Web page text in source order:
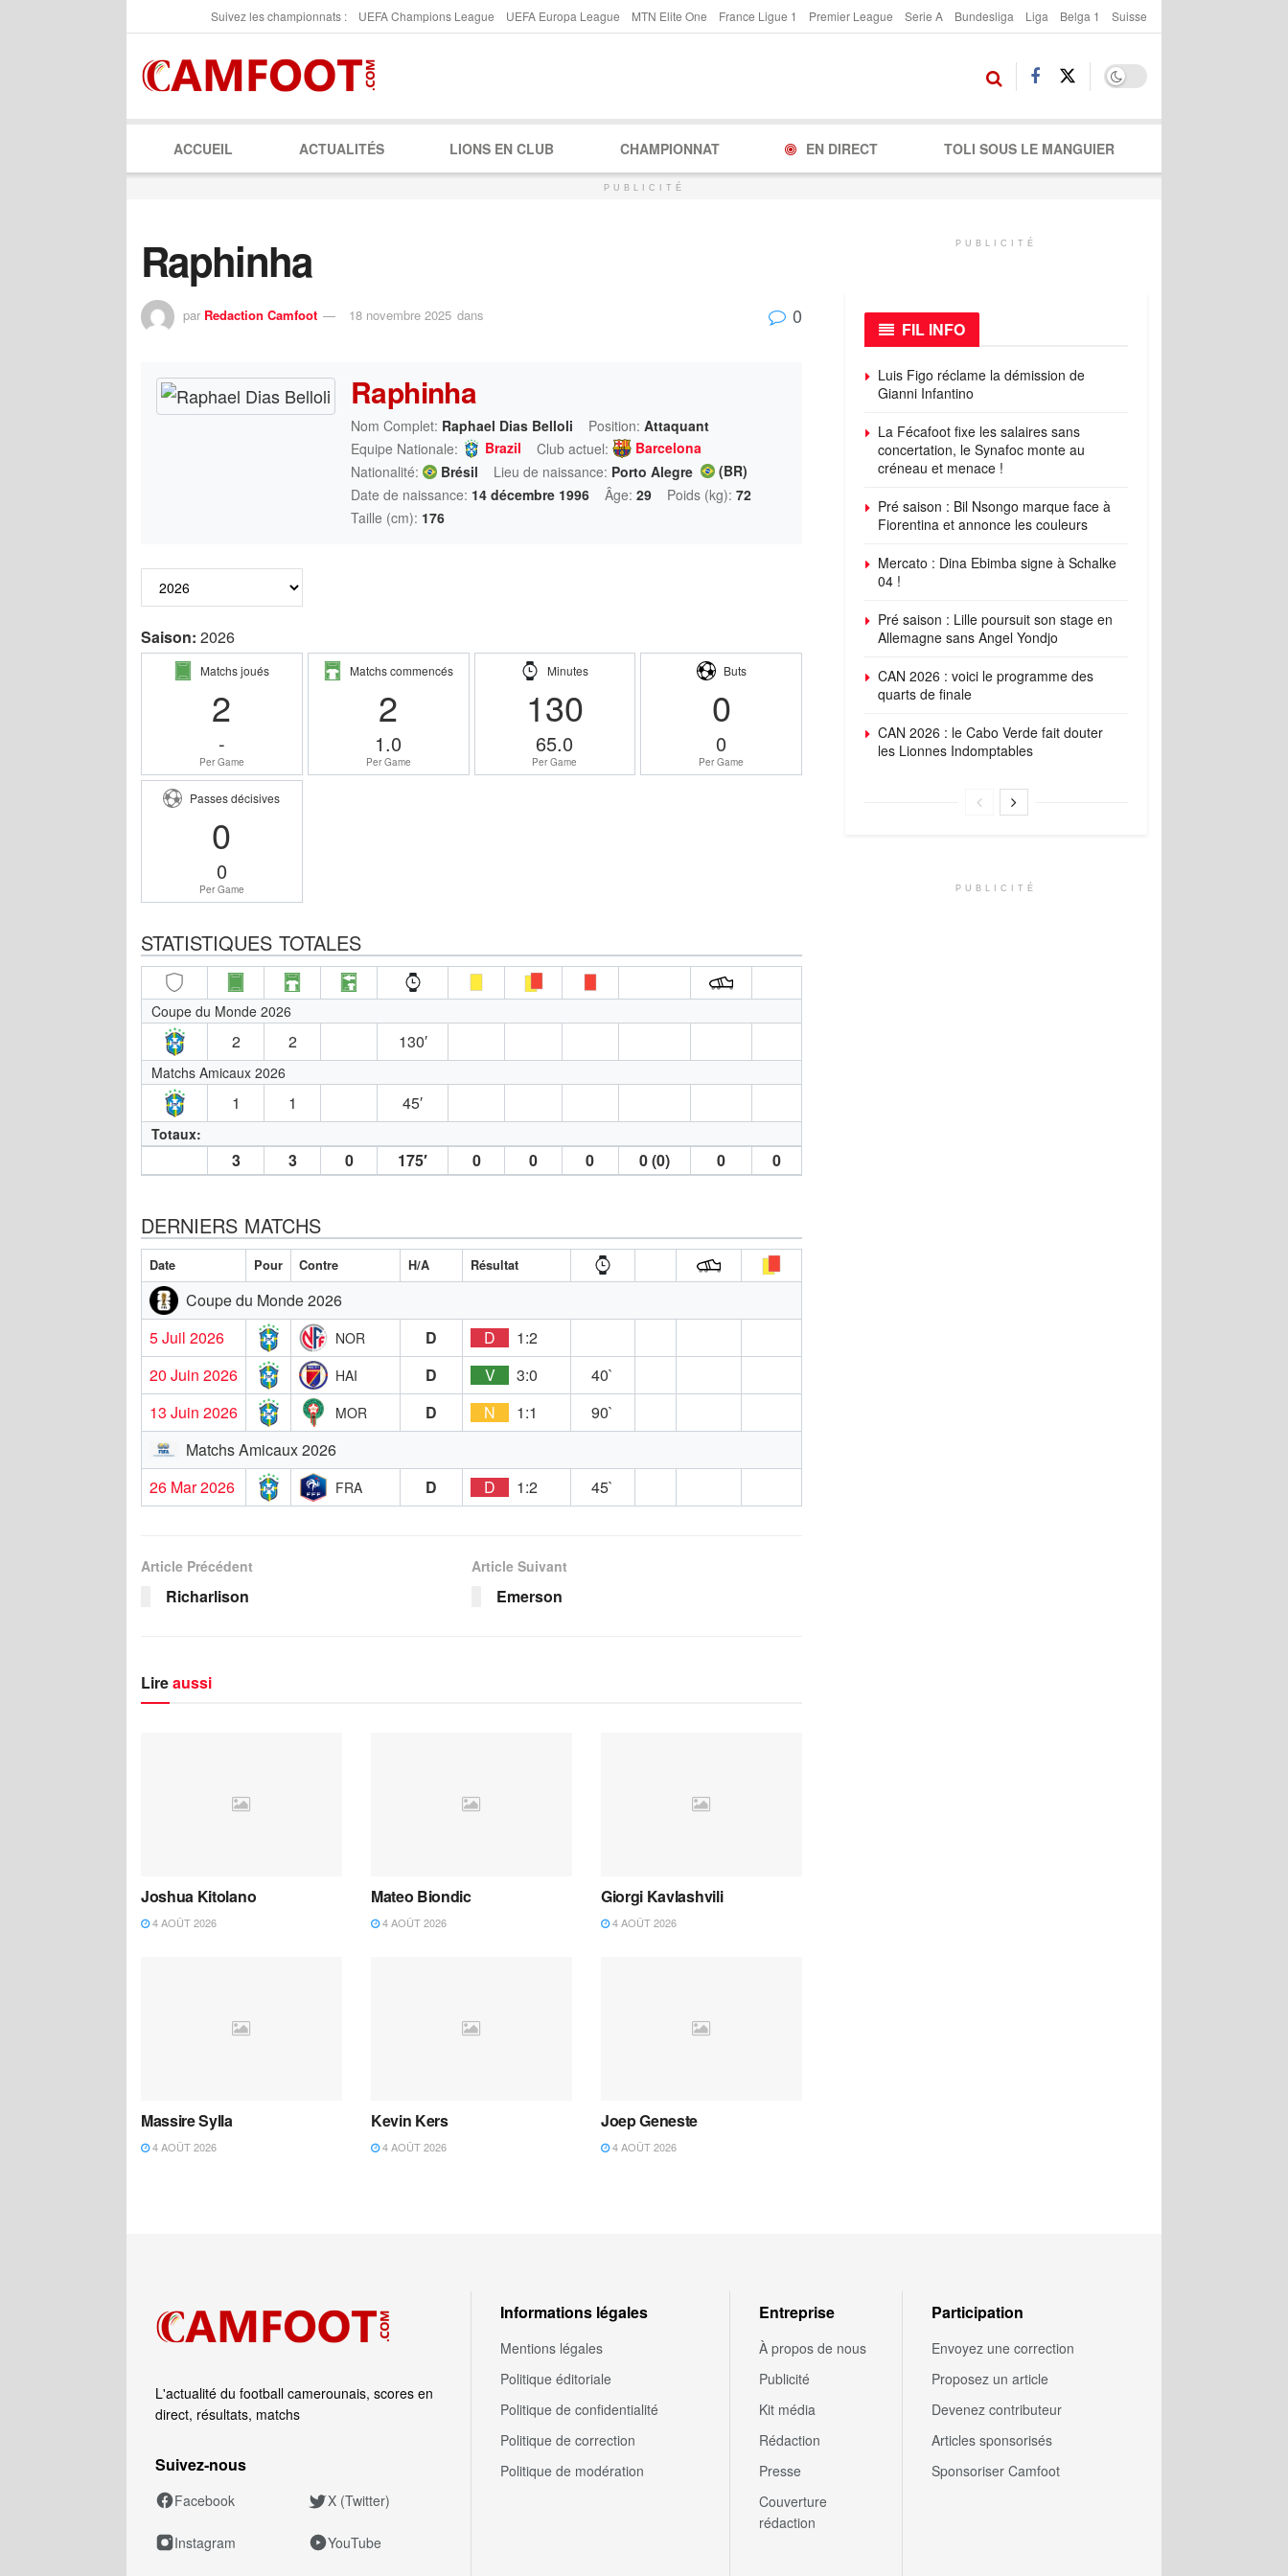
Suivez les championnats : UEFA Champions League UEFA Europa League MTN Elite One France Ligue 1 Premier League Serie A Bundesliga Liga Belga 1 Suisse
ACCUEIL ACTUALITÉS LIONS EN CLUB CHAMPIONNAT EN DIRECT TOLI SOUS LE MANGUIER
PUBLICITÉ
Raphinha
par Redaction Camfoot 18 novembre 2025 dans 0
Raphinha
Nom Complet: Raphael Dias Belloli Position: Attaquant
Equipe Nationale:
Brazil Club actuel:
Barcelona
Nationalité:
Brésil Lieu de naissance: Porto Alegre
(BR)
Date de naissance: 14 décembre 1996 Âge: 29 Poids (kg): 72
Taille (cm): 176
Saison: 2026
Matchs joués
2
-
Per Game
Matchs commencés
2
1.0
Per Game
Minutes
130
65.0
Per Game
Buts
0
0
Per Game
Passes décisives
0
0
Per Game
STATISTIQUES TOTALES
Coupe du Monde 2026
2 2 130′
Matchs Amicaux 2026
1 1 45′
Totaux:
3 3 0 175′ 0 0 0 0 (0) 0 0
DERNIERS MATCHS
Date Pour Contre H/A Résultat
Coupe du Monde 2026
5 Juil 2026
NOR D D
1:2
20 Juin 2026
HAI D V 3:0
40`
13 Juin 2026
MOR D N 1:1
90`
Matchs Amicaux 2026
26 Mar 2026
FRA D D 1:2 45`
Article Précédent
Richarlison
Article Suivant
Emerson
Lireaussi
Joshua Kitolano
4 AOÛT 2026
Mateo Biondic
4 AOÛT 2026
Giorgi Kavlashvili
4 AOÛT 2026
Massire Sylla
4 AOÛT 2026
Kevin Kers
4 AOÛT 2026
Joep Geneste
4 AOÛT 2026
PUBLICITÉ
FIL INFO
Luis Figo réclame la démission de
Gianni Infantino
La Fécafoot fixe les salaires sans
concertation, le Synafoc monte au
créneau et menace !
Pré saison : Bil Nsongo marque face à
Fiorentina et annonce les couleurs
Mercato : Dina Ebimba signe à Schalke
04 !
Pré saison : Lille poursuit son stage en
Allemagne sans Angel Yondjo
CAN 2026 : voici le programme des
quarts de finale
CAN 2026 : le Cabo Verde fait douter
les Lionnes Indomptables
PUBLICITÉ
L'actualité du football camerounais, scores en
direct, résultats, matchs
Suivez‑nous
Facebook X (Twitter)
Instagram YouTube
Informations légales
Mentions légales
Politique éditoriale
Politique de confidentialité
Politique de correction
Politique de modération
Entreprise
À propos de nous
Publicité
Kit média
Rédaction
Presse
Couverture
rédaction
Participation
Envoyez une correction
Proposez un article
Devenez contributeur
Articles sponsorisés
Sponsoriser Camfoot